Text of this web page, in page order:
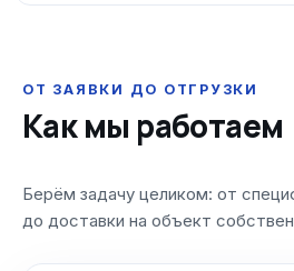
ОТ ЗАЯВКИ ДО ОТГРУЗКИ
Как мы работаем
Берём задачу целиком: от
до доставки на объект